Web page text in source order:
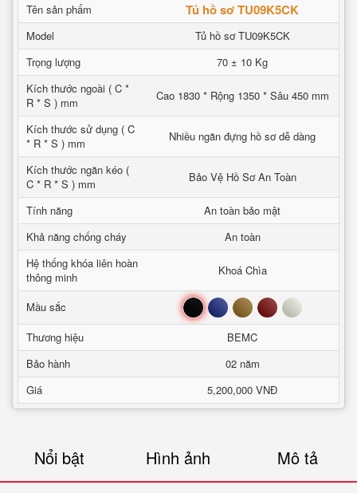
Tên sản phẩm Tủ hồ sơ TU09K5CK
Model
Tủ hồ sơ TU09K5CK
Trọng lượng
70 ± 10 Kg
Kích thước ngoài ( C *
R * S ) mm
Cao 1830 * Rộng 1350 * Sâu 450 mm
Kích thước sử dụng ( C
* R * S ) mm
Nhiều ngăn đựng hồ sơ dễ dàng
Kích thước ngăn kéo (
C * R * S ) mm
Bảo Vệ Hồ Sơ An Toàn
Tính năng
An toàn bảo mật
Khả năng chống cháy
An toàn
Hệ thống khóa liên hoàn
thông minh
Khoá Chìa
Mầu sắc Đen Xanh Nâu Đỏ Trắng
Thương hiệu
BEMC
Bảo hành
02 năm
Giá
5,200,000 VNĐ
Nổi bật Hình ảnh Mô tả